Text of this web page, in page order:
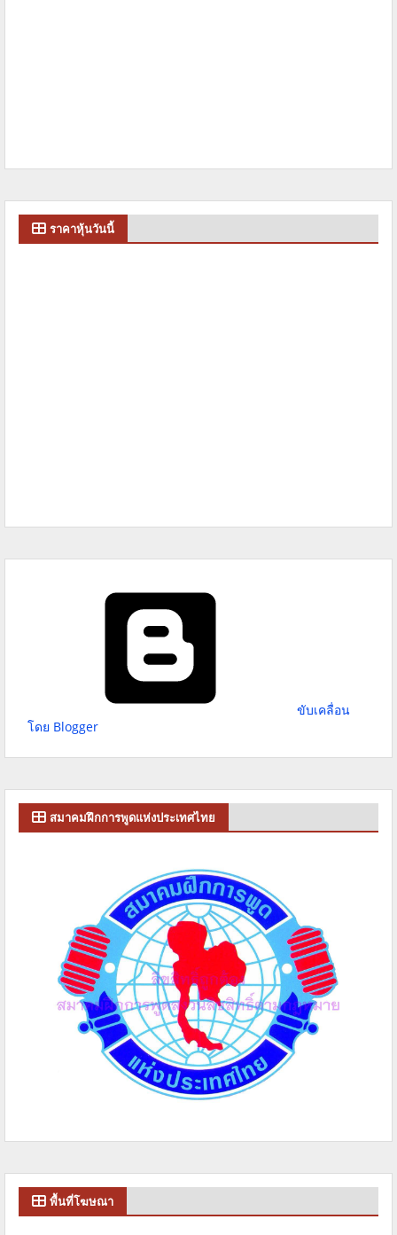
ราคาหุ้นวันนี้
ขับเคลื่อน
โดย Blogger
สมาคมฝึกการพูดแห่งประเทศไทย
พื้นที่โฆษณา